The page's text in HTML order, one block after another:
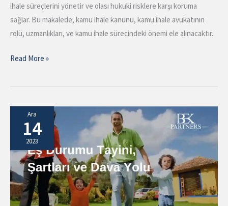
ihale süreçlerini yönetir ve olası hukuki risklere karşı koruma
sağlar. Bu makalede, kamu ihale kanunu, kamu ihale avukatının
rolü, uzmanlıkları, ve kamu ihale sürecindeki önemi ele alınacaktır.
Read More »
Ara
14
2023
Durumu
Tayini
ve
Şartları